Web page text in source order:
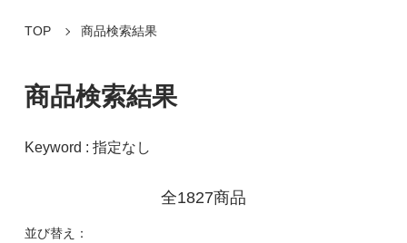
TOP 商品検索結果
商品検索結果
Keyword : 指定なし
全1827商品
並び替え：